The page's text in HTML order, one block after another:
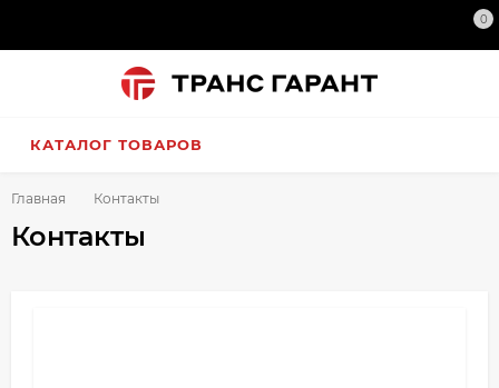
0
КАТАЛОГ ТОВАРОВ
Главная Контакты
Контакты